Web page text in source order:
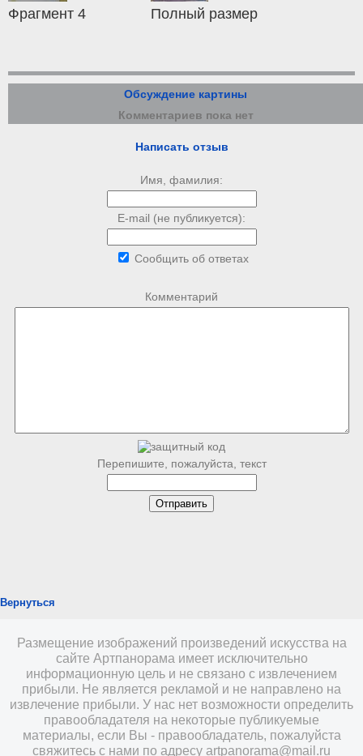
Фрагмент 4 Полный размер
Обсуждение картины
Комментариев пока нет
Написать отзыв
Имя, фамилия:
E-mail (не публикуется):
Сообщить об ответах
Комментарий
Перепишите, пожалуйста, текст
Вернуться
Размещение изображений произведений искусства на
сайте Артпанорама имеет исключительно
информационную цель и не связано с извлечением
прибыли. Не является рекламой и не направлено на
извлечение прибыли. У нас нет возможности определить
правообладателя на некоторые публикуемые
материалы, если Вы - правообладатель, пожалуйста
свяжитесь с нами по адресу artpanorama@mail.ru